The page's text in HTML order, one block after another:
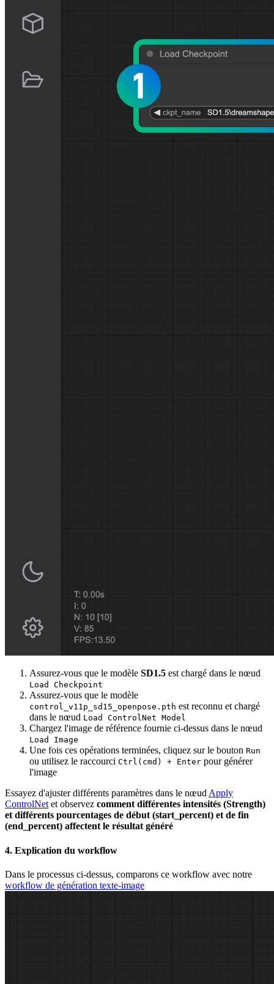
Assurez-vous que le modèle SD1.5 est chargé dans le nœud
Load Checkpoint
Assurez-vous que le modèle
control_v11p_sd15_openpose.pth est reconnu et chargé
dans le nœud Load ControlNet Model
Chargez l'image de référence fournie ci-dessus dans le nœud
Load Image
Une fois ces opérations terminées, cliquez sur le bouton Run
ou utilisez le raccourci Ctrl(cmd) + Enter pour générer
l'image
Essayez d'ajuster différents paramètres dans le nœudApply
ControlNetet observez comment différentes intensités (Strength)
et différents pourcentages de début (start_percent) et de fin
(end_percent) affectent le résultat généré
4. Explication du workflow
Dans le processus ci-dessus, comparons ce workflow avec notre
workflow de génération texte-image